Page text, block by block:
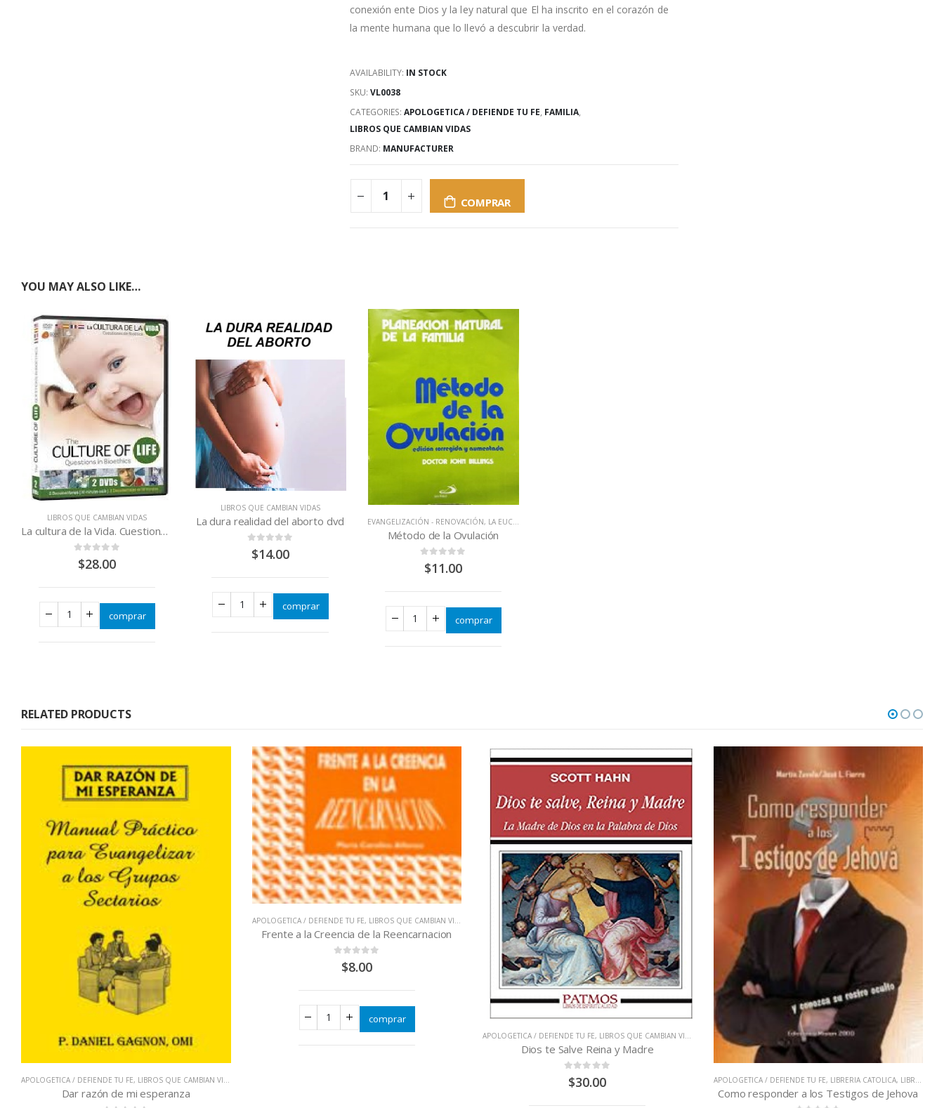
conexión ente Dios y la ley natural que El ha inscrito en el corazón de
la mente humana que lo llevó a descubrir la verdad.
AVAILABILITY: IN STOCK
SKU: VL0038
CATEGORIES: APOLOGETICA / DEFIENDE TU FE, FAMILIA,
LIBROS QUE CAMBIAN VIDAS
BRAND: MANUFACTURER
COMPRAR
YOU MAY ALSO LIKE…
LIBROS QUE CAMBIAN VIDAS
La cultura de la Vida. Cuestiones de Bioética dvds provida
out of 5
$28.00
comprar
LIBROS QUE CAMBIAN VIDAS
La dura realidad del aborto dvd
out of 5
$14.00
comprar
EVANGELIZACIÓN - RENOVACIÓN, LA EUCARISTÍA = CRISTO JESÚS
Método de la Ovulación
out of 5
$11.00
comprar
RELATED PRODUCTS
APOLOGETICA / DEFIENDE TU FE, LIBROS QUE CAMBIAN VIDAS
Dar razón de mi esperanza
APOLOGETICA / DEFIENDE TU FE, LIBROS QUE CAMBIAN VIDAS
Frente a la Creencia de la Reencarnacion
out of 5
$8.00
comprar
APOLOGETICA / DEFIENDE TU FE, LIBROS QUE CAMBIAN VIDAS VIRGEN MARÍA
Dios te Salve Reina y Madre
out of 5
$30.00 APOLOGETICA / DEFIENDE TU FE, LIBRERIA CATOLICA, LIBROS QUE CAMBIAN VIDAS
Como responder a los Testigos de Jehova